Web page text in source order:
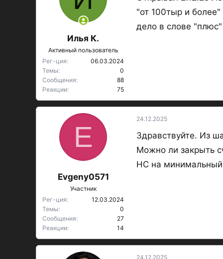
Илья К.
Активный пользователь
Рег-ция
06.03.2024
Темы
0
Сообщения
88
Реакции
75
"от 100тыр и
дело в слове
E
Evgeny0571
Участник
Рег-ция
12.03.2024
Темы
0
Сообщения
27
Реакции
14
24.12.2025
Здравствуйте. Из
Можно ли закрыть
НС на минимальный
24.12.2025